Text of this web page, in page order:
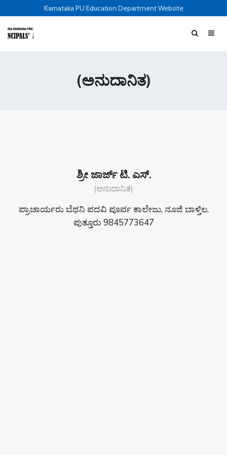
Karnataka PU Education Department Website
(ಅನುದಾನಿತ)
ಶ್ರೀ ಜಾರ್ಜ್ ಟಿ. ಎಸ್.
(ಅನುದಾನಿತ)
ಪ್ರಾಚಾರ್ಯರು ಬೆಥನಿ ಪದವಿ ಪೂರ್ವ ಕಾಲೇಜು, ನೂಜಿ ಬಾಳ್ತಿಲ,
ಪುತ್ತೂರು 9845773647